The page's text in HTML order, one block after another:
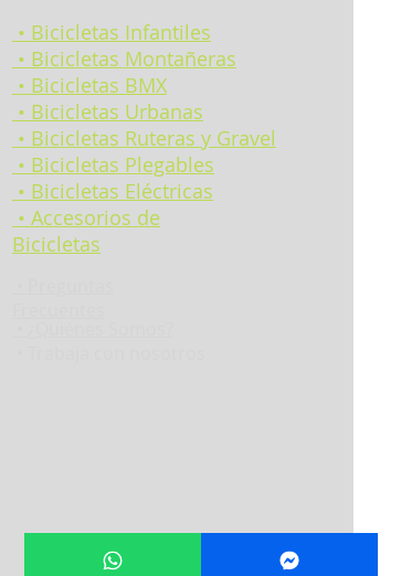
• Bicicletas Infantiles
• Bicicletas Montañeras
• Bicicletas BMX
• Bicicletas Urbanas
• Bicicletas Ruteras y Gravel
• Bicicletas Plegables
• Bicicletas Eléctricas
• Accesorios de
Bicicletas